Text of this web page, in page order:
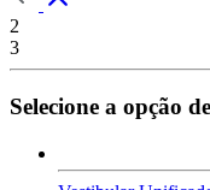
2
3
Selecione a opção